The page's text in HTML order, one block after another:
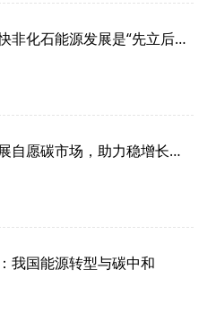
非化石能源发展是“先立后
自愿碳市场，助力稳增长下
我国能源转型与碳中和